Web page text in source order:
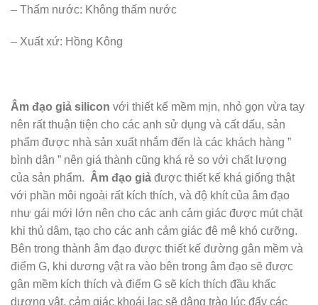
– Thấm nước: Không thấm nước
– Xuất xứ: Hồng Kông
Âm đạo giả silicon với thiết kế mềm mịn, nhỏ gọn vừa tay
nên rất thuận tiện cho các anh sử dụng và cất dấu, sản
phẩm được nhà sản xuất nhắm đến là các khách hàng ”
bình dân ” nên giá thành cũng khá rẻ so với chất lượng
của sản phẩm. Âm đạo giả được thiết kế khá giống thật
với phần môi ngoài rất kích thích, và độ khít của âm đạo
như gái mới lớn nên cho các anh cảm giác được mút chặt
khi thủ dâm, tạo cho các anh cảm giác đê mê khó cưỡng.
Bên trong thành âm đạo được thiết kế đường gân mềm và
điểm G, khi dương vật ra vào bên trong âm đạo sẽ được
gân mềm kích thích và điểm G sẽ kích thích đầu khấc
dương vật, cảm giác khoái lạc sẽ dâng trào lúc đấy các